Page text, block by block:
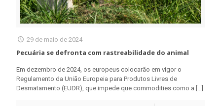
29 de maio de 2024
Pecuária se defronta com rastreabilidade do animal
Em dezembro de 2024, os europeus colocarão em vigor o
Regulamento da União Europeia para Produtos Livres de
Desmatamento (EUDR), que impede que commodities como a […]